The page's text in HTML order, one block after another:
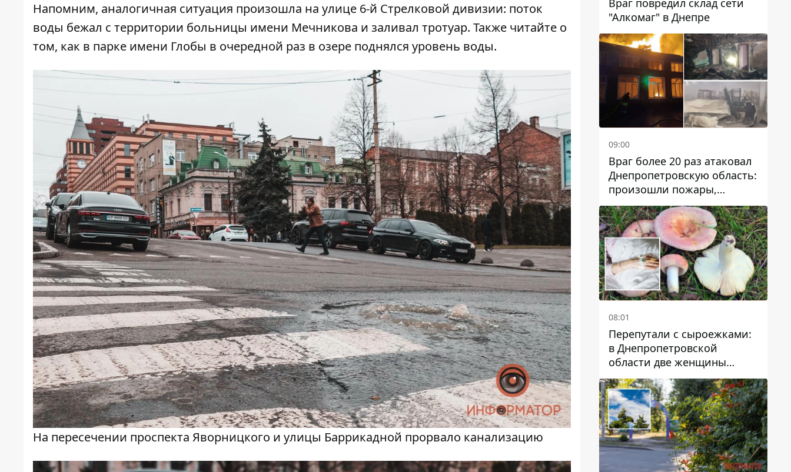
Напомним, аналогичная ситуация произошла на улице 6-й Стрелковой дивизии: поток
воды бежал с территории больницы имени Мечникова и заливал тротуар. Также читайте о
том, как в парке имени Глобы в очередной раз в озере поднялся уровень воды.
На пересечении проспекта Яворницкого и улицы Баррикадной прорвало канализацию
"Алкомаг" в Днепре
09:00
Враг более 20 раз атаковал
Днепропетровскую область:
произошли пожары,
повреждены дома,
инфраструктура и авто
08:01
Перепутали с сыроежками:
в Днепропетровской
области две женщины
отравились грибами